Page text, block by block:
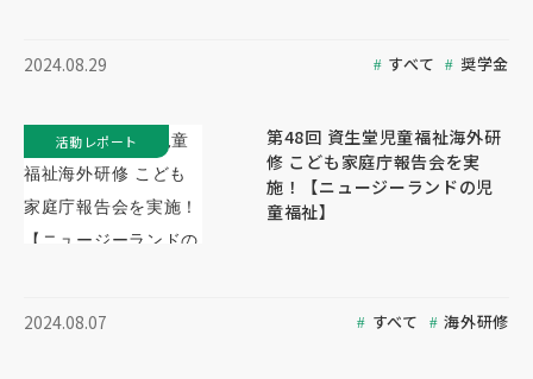
2024.08.29 すべて 奨学金
第48回 資生堂児童福祉海外研
修 こども家庭庁報告会を実
施！【ニュージーランドの児
童福祉】
2024.08.07 すべて 海外研修
活動レポート